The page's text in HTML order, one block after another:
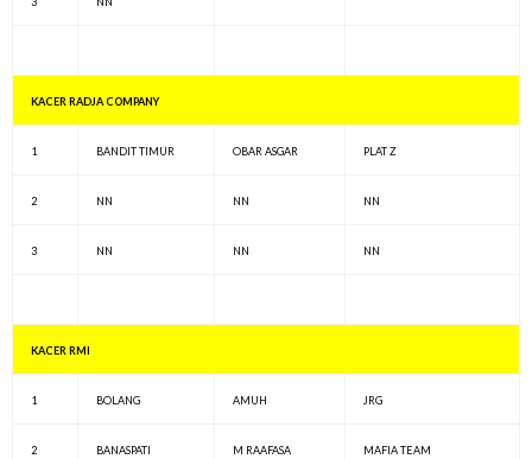
KACER RADJA COMPANY
1 BANDIT TIMUR OBAR ASGAR PLAT Z
2 NN NN NN
3 NN NN NN
KACER RMI
1 BOLANG AMUH JRG
2 BANASPATI M RAAFASA MAFIA TEAM